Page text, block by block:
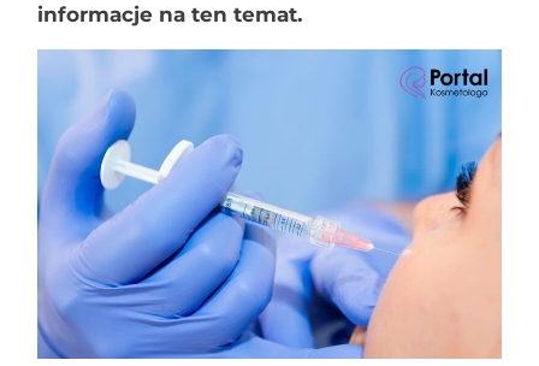
informacje na ten temat.